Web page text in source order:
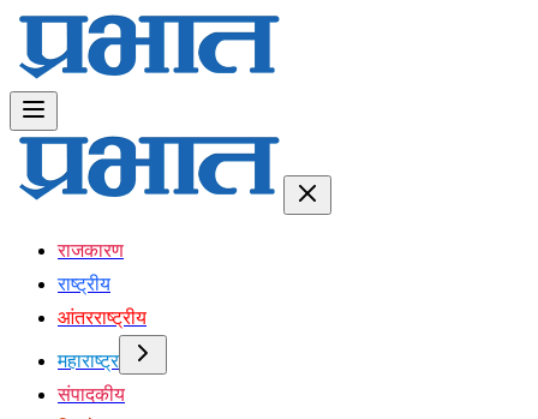
राजकारण
राष्ट्रीय
आंतरराष्ट्रीय
महाराष्ट्र
संपादकीय